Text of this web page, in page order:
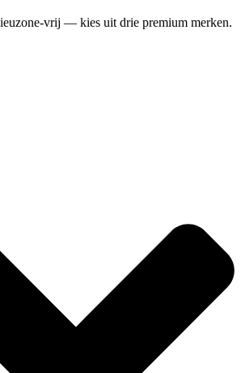
vrij — kies uit drie premium merken.